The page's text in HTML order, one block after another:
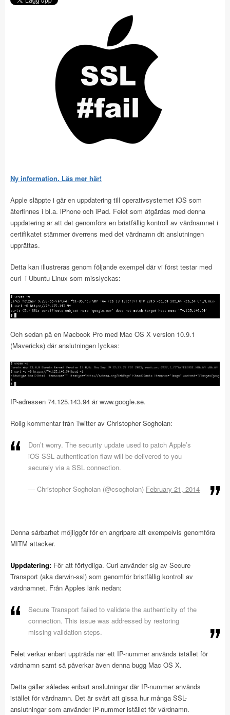
Ny information. Läs mer här!
Apple släppte i går en uppdatering till operativsystemet iOS som
återfinnes i bl.a. iPhone och iPad. Felet som åtgärdas med denna
uppdatering är att det genomförs en bristfällig kontroll av värdnamnet i
certifikatet stämmer överrens med det värdnamn dit anslutningen
upprättas.
Detta kan illustreras genom följande exempel där vi först testar med
curl i Ubuntu Linux som misslyckas:
Och sedan på en Macbook Pro med Mac OS X version 10.9.1
(Mavericks) där anslutningen lyckas:
IP-adressen 74.125.143.94 är www.google.se.
Rolig kommentar från Twitter av Christopher Soghoian:
Don’t worry. The security update used to patch Apple’s
iOS SSL authentication flaw will be delivered to you
securely via a SSL connection.
— Christopher Soghoian (@csoghoian) February 21, 2014
Denna sårbarhet möjliggör för en angripare att exempelvis genomföra
MITM attacker.
Uppdatering: För att förtydliga. Curl använder sig av Secure
Transport (aka darwin-ssl) som genomför bristfällig kontroll av
värdnamnet. Från Apples länk nedan:
Secure Transport failed to validate the authenticity of the
connection. This issue was addressed by restoring
missing validation steps.
Felet verkar enbart uppträda när ett IP-nummer används istället för
värdnamn samt så påverkar även denna bugg Mac OS X.
Detta gäller således enbart anslutningar där IP-nummer används
istället för värdnamn. Det är svårt att gissa hur många SSL-
anslutningar som använder IP-nummer istället för värdnamn.